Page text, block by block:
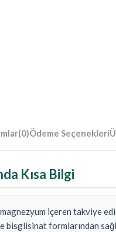
(0)Ödeme Seçenekleri
Kısa Bilgi
içeren takviye
formlarından